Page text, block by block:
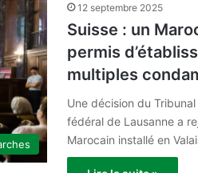
12 septembre 2025
Suisse : un
permis
multiples
Une décision du
fédéral de Lausanne a
Marocain installé en